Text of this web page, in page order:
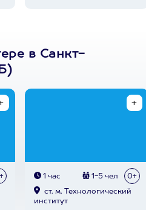
в Санкт-
1 час 1-5 чел 0+
ст. м. Технологический
институт